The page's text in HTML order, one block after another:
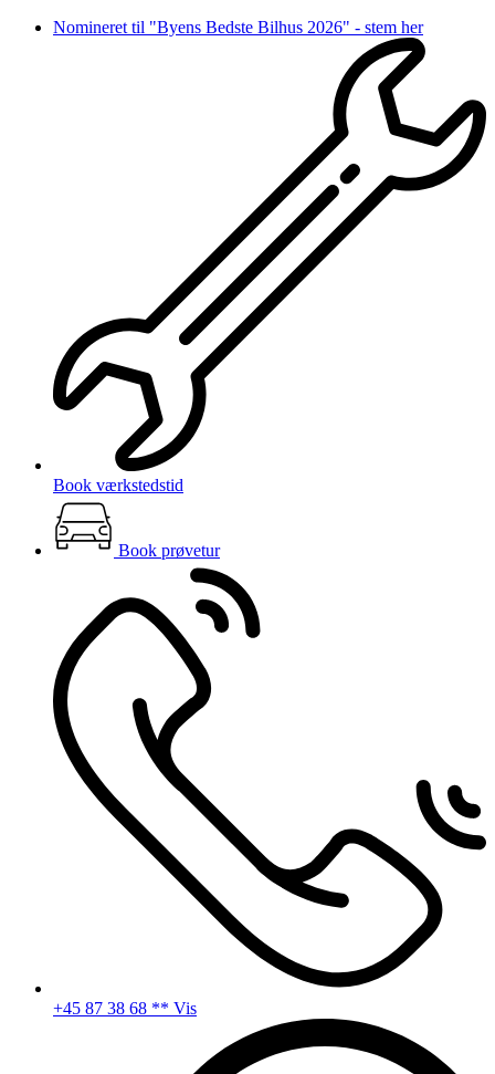
VidereNomineret til "Byens Bedste Bilhus 2026" - stem her
Book værkstedstid
Book prøvetur
+45 87 38 68 ** Vis